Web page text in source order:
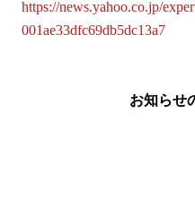
https://news.yahoo.co.jp/
001ae33dfc69db5dc13a7
お知らせ